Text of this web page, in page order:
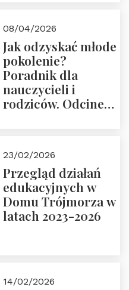
08/04/2026
Jak odzyskać młode
pokolenie?
Poradnik dla
nauczycieli i
rodziców. Odcinek
Rozmawiają red.
Grzegorz Górny i
prof. Michał
Łuczewski
23/02/2026
Przegląd działań
edukacyjnych w
Domu Trójmorza w
latach 2023-2026
14/02/2026